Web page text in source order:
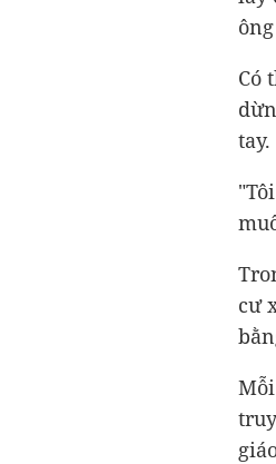
Có
tay.
cư